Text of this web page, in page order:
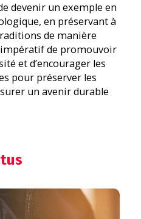
devenir un exemple en
en préservant à
de manière
impératif de promouvoir
et d’encourager les
pour préserver les
un avenir durable